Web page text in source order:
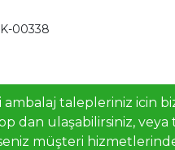
00338
ambalaj talepleriniz icin
dan ulaşabilirsiniz, veya
müşteri